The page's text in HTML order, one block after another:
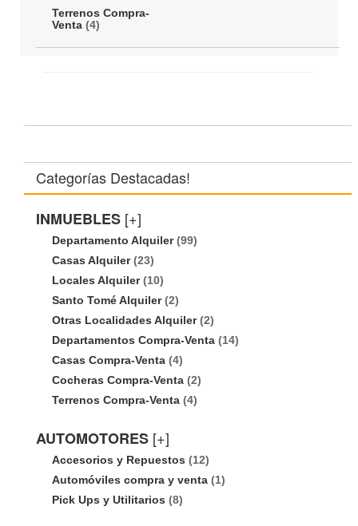
Terrenos Compra-
Venta (4)
Categorías Destacadas!
INMUEBLES [+]
Departamento Alquiler(99)
Casas Alquiler(23)
Locales Alquiler(10)
Santo Tomé Alquiler(2)
Otras Localidades Alquiler(2)
Departamentos Compra-Venta (14)
Casas Compra-Venta (4)
Cocheras Compra-Venta (2)
Terrenos Compra-Venta (4)
AUTOMOTORES [+]
Accesorios y Repuestos (12)
Automóviles compra y venta (1)
Pick Ups y Utilitarios (8)